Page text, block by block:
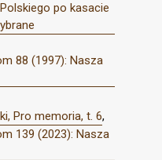
po kasacie
88 (1997): Nasza
Pro memoria, t. 6,
139 (2023): Nasza